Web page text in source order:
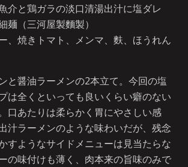
介と鶏ガラの淡口清湯出汁に塩ダレ
麺（三河屋製麵製）
、焼きトマト、メンマ、麩、ほうれん
と醤油ラーメンの2本立て。今回の塩
は全くといっても良いくらい癖のない
口あたりは柔らかく胃にやさしい感
汁ラーメンのような味わいだが、残念
すようなサイドメニューは見当たらな
の味付けも薄く、肉本来の旨味のみで